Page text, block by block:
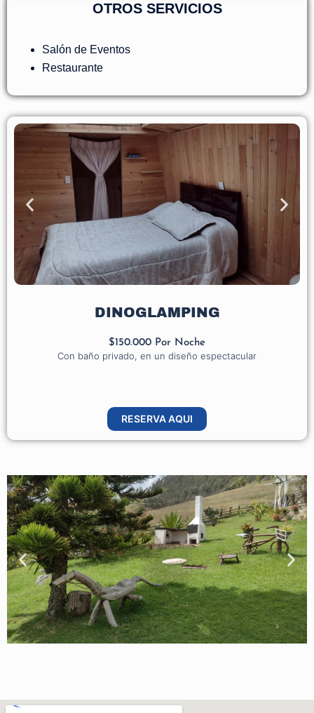
OTROS SERVICIOS
Salón de Eventos
Restaurante
DINOGLAMPING
$150.000 Por Noche
Con baño privado, en un diseño espectacular
RESERVA AQUI